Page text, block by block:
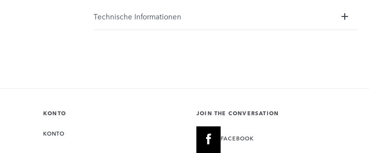
Technische Informationen
KONTO
KONTO
JOIN THE CONVERSATION
FACEBOOK